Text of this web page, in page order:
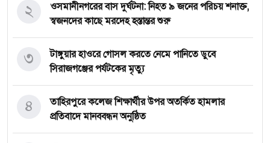
‎ওসমানীনগরের বাস দুর্ঘটনা: নিহত ৯ জনের পরিচয় শনাক্ত,
স্বজনদের কাছে মরদেহ হস্তান্তর শুরু
২
টাঙ্গুয়ার হাওরে গোসল করতে নেমে পানিতে ডুবে
সিরাজগঞ্জের পর্যটকের মৃত্যু
৩
তাহিরপুরে কলেজ শিক্ষার্থীর উপর অতর্কিত হামলার
প্রতিবাদে মানববন্ধন অনুষ্ঠিত
৪